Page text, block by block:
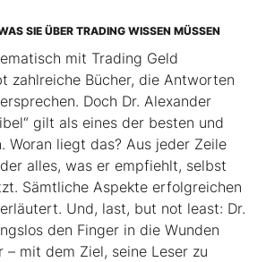
SIE ÜBER TRADING WISSEN MÜSSEN
mit Trading Geld
zahlreiche Bücher, die Antworten
Doch Dr. Alexander
gilt als eines der besten und
Woran liegt das? Aus jeder Zeile
alles, was er empfiehlt, selbst
Sämtliche Aspekte erfolgreichen
Und, last, but not least: Dr.
den Finger in die Wunden
– mit dem Ziel, seine Leser zu